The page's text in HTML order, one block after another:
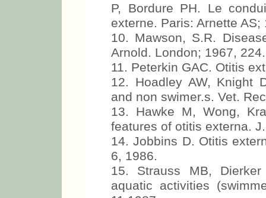
P, Bordure PH. Le
externe. Paris: Arnette AS;
10. Mawson, S.R.
Arnold. London; 1967, 224.
11. Peterkin GAC. Otitis
12. Hoadley AW, Knight
and non swimer.s. Vet.
13. Hawke M, Wong,
features of otitis externa.
14. Jobbins D. Otitis
6, 1986.
15. Strauss MB,
aquatic activities